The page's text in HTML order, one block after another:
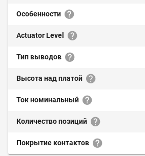
Особенности
Actuator Level
Тип выводов
Высота над платой
Ток номинальный
Количество позиций
Покрытие контактов